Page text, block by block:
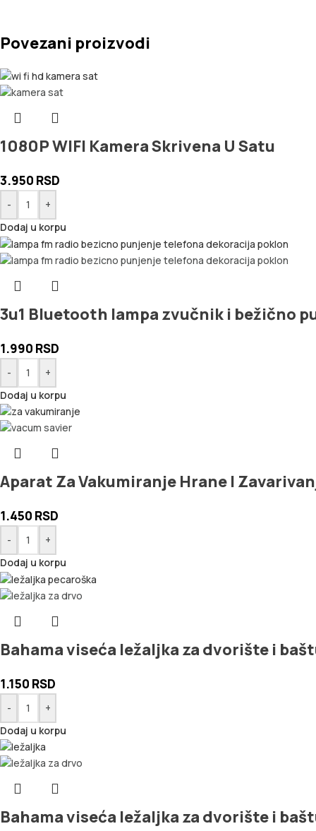
Povezani proizvodi
1080P WIFI Kamera Skrivena U Satu
3.950 RSD
-
+
Dodaj u korpu
3u1 Bluetooth lampa zvučnik i bežično
1.990 RSD
-
+
Dodaj u korpu
Aparat Za Vakumiranje Hrane I
1.450 RSD
-
+
Dodaj u korpu
Bahama viseća ležaljka za dvorište i
1.150 RSD
-
+
Dodaj u korpu
Bahama viseća ležaljka za dvorište i